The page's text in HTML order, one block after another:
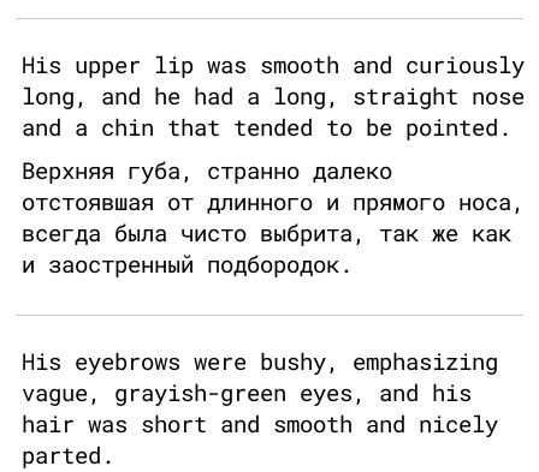
His upper lip was smooth and curiously
long, and he had a long, straight nose
and a chin that tended to be pointed.
Верхняя губа, странно далеко
отстоявшая от длинного и прямого носа,
всегда была чисто выбрита, так же как
и заостренный подбородок.
His eyebrows were bushy, emphasizing
vague, grayish-green eyes, and his
hair was short and smooth and nicely
parted.